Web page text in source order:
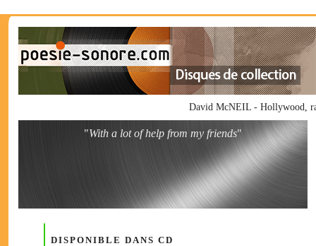
David McNEIL - Hollywood,
"With a lot of help from my friends"
DISPONIBLE DANS CD